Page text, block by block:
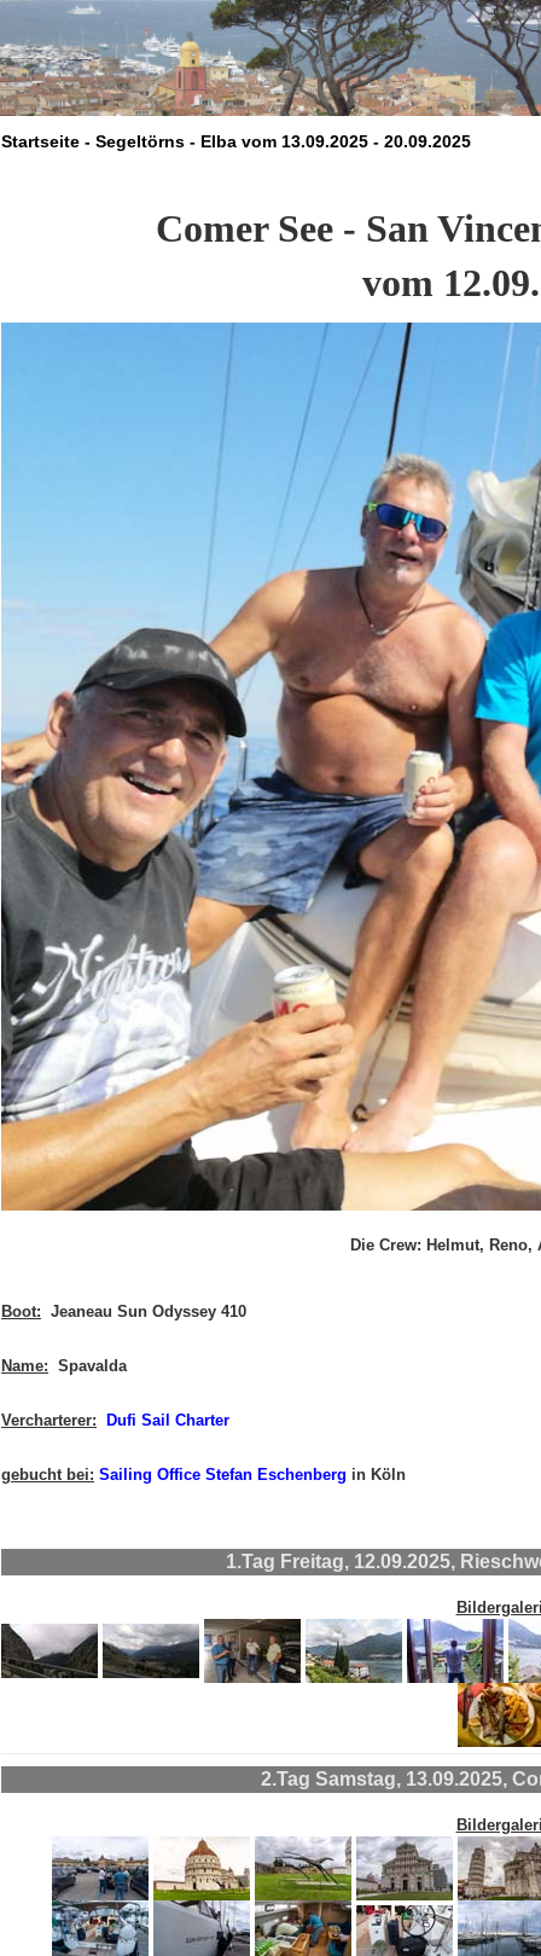
Startseite - Segeltörns - Elba vom 13.09.2025 - 20.09.2025
Comer See - San
vom
Die Crew: Helmut,
Boot: Jeaneau Sun Odyssey 410
Name: Spavalda
Vercharterer: Dufi Sail Charter
gebucht bei: Sailing Office Stefan Eschenberg in Köln
1.Tag Freitag, 12.09.2025,
2.Tag Samstag, 13.09.2025,